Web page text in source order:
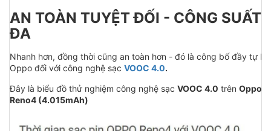
AN TOÀN TUYỆT ĐỐI - CÔNG SUẤT
ĐA
Nhanh hơn, đồng thời cũng an toàn hơn - đó là công bố đầy tự
Oppo đối với công nghệ sạc VOOC 4.0.
Đây là biểu đồ thử nghiệm công nghệ sạc VOOC 4.0 trên Oppo
Reno4 (4.015mAh)